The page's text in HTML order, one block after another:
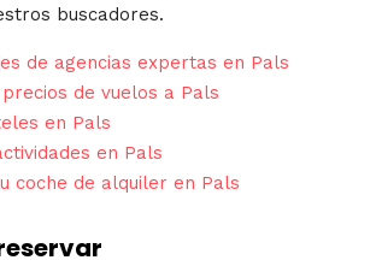
buscadores.
de agencias expertas en Pals
de vuelos a Pals
en Pals
en Pals
coche de alquiler en Pals